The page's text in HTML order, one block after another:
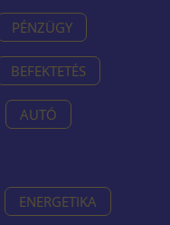
PÉNZÜGY
BEFEKTETÉS
AUTÓ
ENERGETIKA